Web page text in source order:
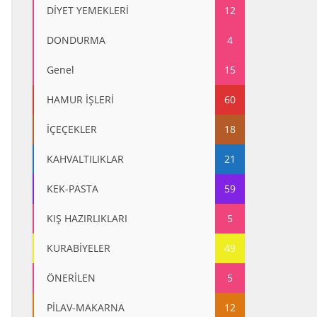
DİYET YEMEKLERİ 12
DONDURMA 4
Genel 15
HAMUR İŞLERİ 60
İÇEÇEKLER 18
KAHVALTILIKLAR 21
KEK-PASTA 59
KIŞ HAZIRLIKLARI 5
KURABİYELER 49
ÖNERİLEN 5
PİLAV-MAKARNA 12